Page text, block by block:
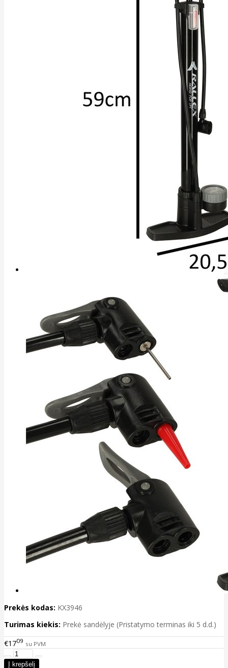
Prekės kodas: KX3946
Turimas kiekis: Prekė sandėlyje (Pristatymo terminas iki 5 d.d.)
€1709 su PVM